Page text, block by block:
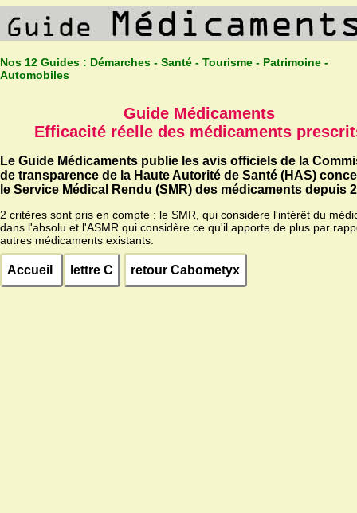
Nos 12 Guides : Démarches - Santé - Tourisme - Patrimoine -
Automobiles
Guide Médicaments
Efficacité réelle des médicaments
Le Guide Médicaments publie les avis officiels de la
de transparence de la Haute Autorité de Santé (HAS)
le Service Médical Rendu (SMR) des médicaments depuis
2 critères sont pris en compte : le SMR, qui considère l'intérêt du
dans l'absolu et l'ASMR qui considère ce qu'il apporte de plus par
autres médicaments existants.
Accueil lettre C retour Cabometyx